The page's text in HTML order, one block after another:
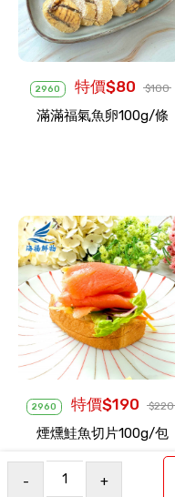
2960 特價$80 $100
滿滿福氣魚卵100g/條
2960 特價$190 $220
煙燻鮭魚切片100g/包
- +